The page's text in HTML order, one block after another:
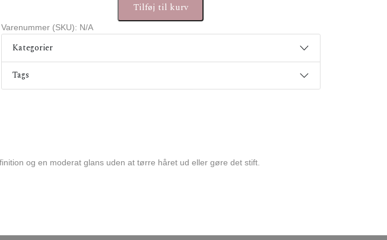
Tilføj til kurv
Varenummer (SKU): N/A
Kategorier
Tags
og en moderat glans uden at tørre håret ud eller gøre det stift.